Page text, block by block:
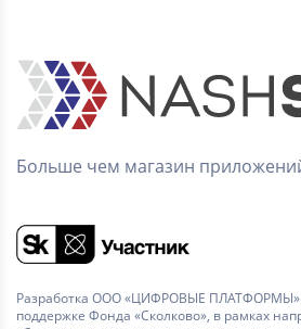
Больше чем магазин
Разработка ООО «ЦИФРОВЫЕ ПЛАТФОРМЫ»
поддержке Фонда «Сколково», в рамках